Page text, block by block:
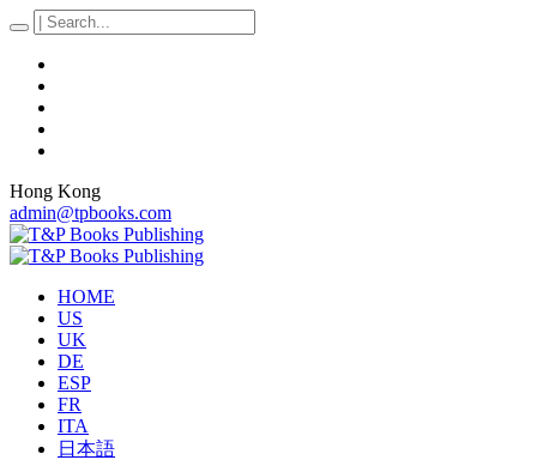
Hong Kong
admin@tpbooks.com
HOME
US
UK
DE
ESP
FR
ITA
日本語